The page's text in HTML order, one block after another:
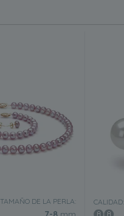
TAMAÑO DE LA PERLA: CALIDAD: